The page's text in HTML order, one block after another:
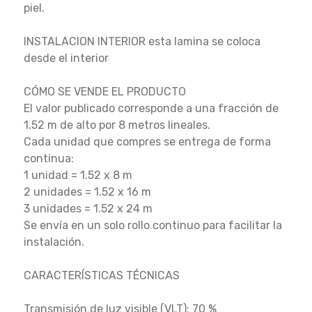
piel.
INSTALACION INTERIOR esta lamina se coloca
desde el interior
CÓMO SE VENDE EL PRODUCTO
El valor publicado corresponde a una fracción de
1.52 m de alto por 8 metros lineales.
Cada unidad que compres se entrega de forma
continua:
1 unidad = 1.52 x 8 m
2 unidades = 1.52 x 16 m
3 unidades = 1.52 x 24 m
Se envía en un solo rollo continuo para facilitar la
instalación.
CARACTERÍSTICAS TÉCNICAS
Transmisión de luz visible (VLT): 70 %